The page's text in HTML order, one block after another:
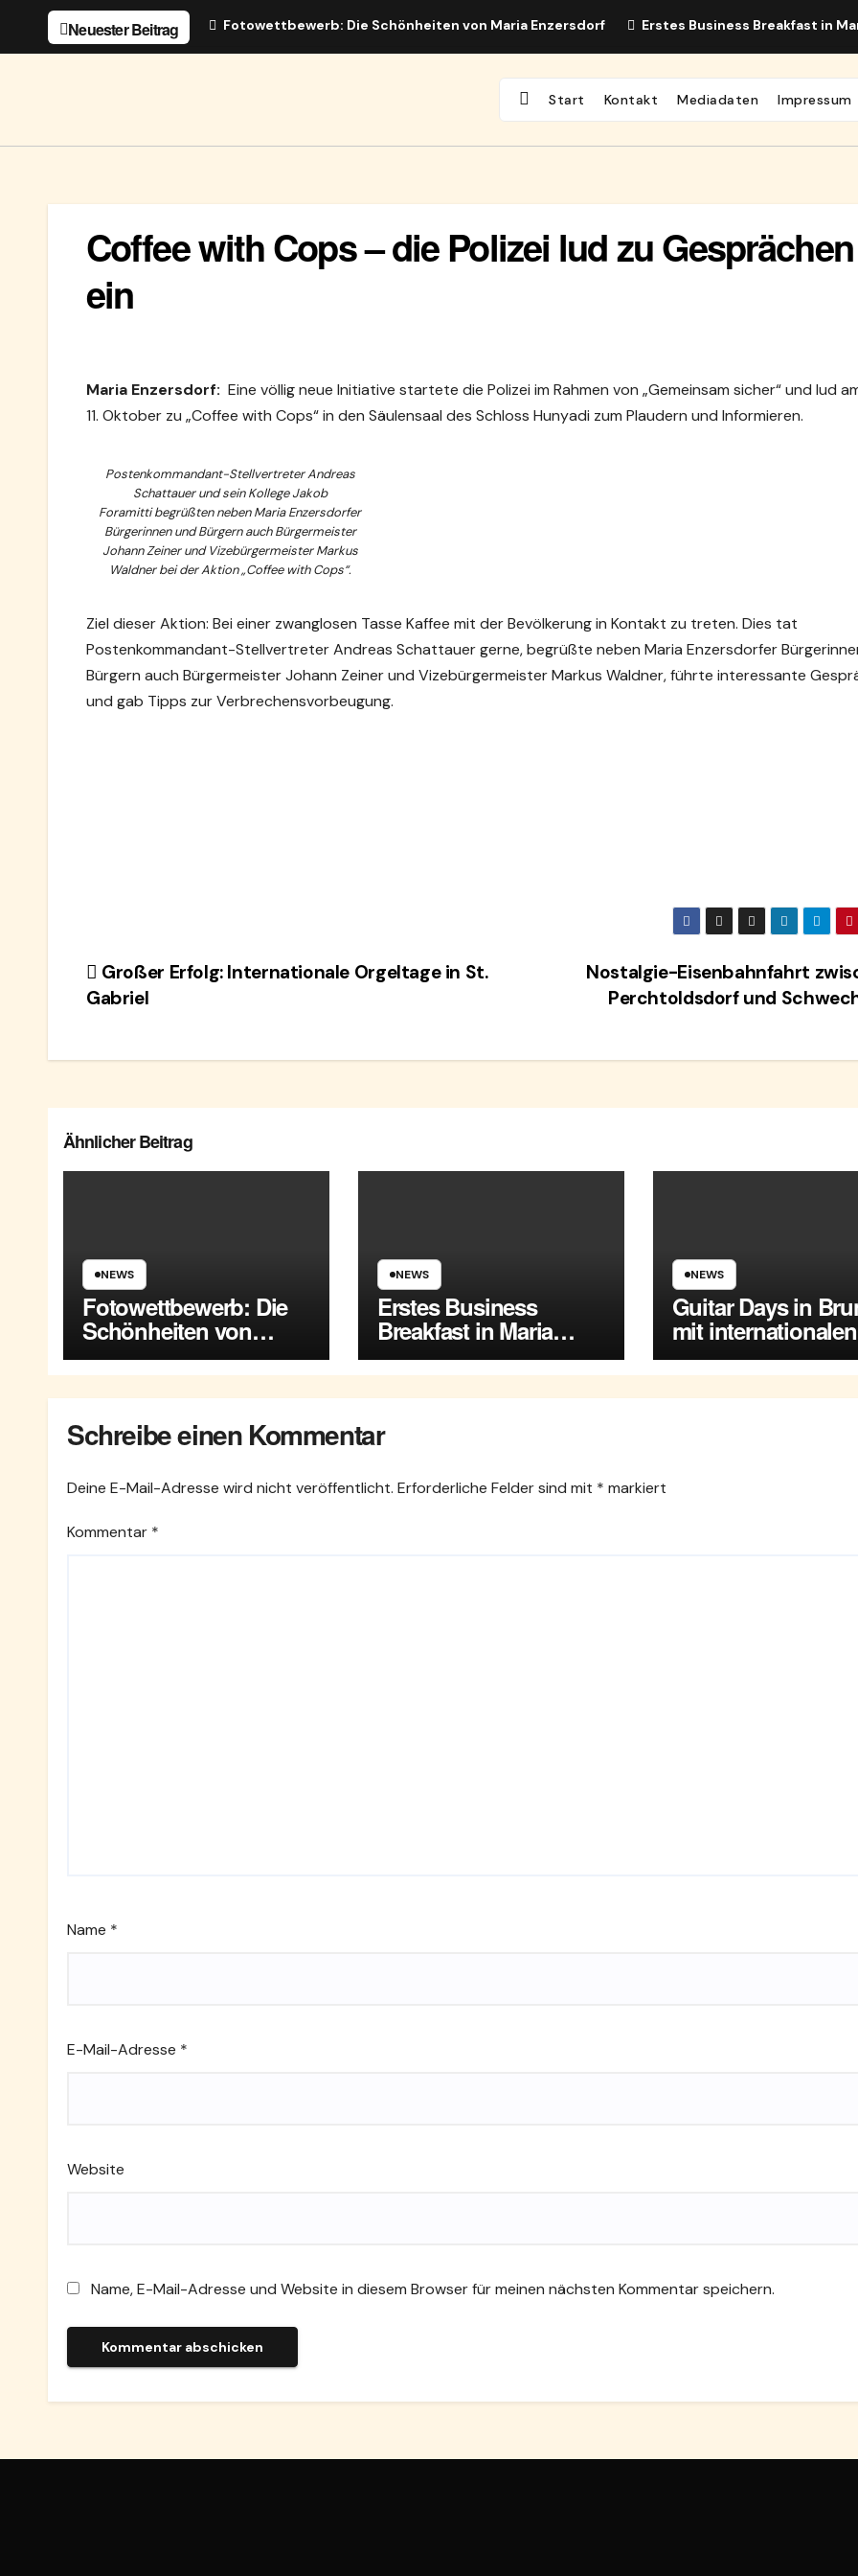
Neuester Beitrag Fotowettbewerb: Die Schönheiten von Maria Enzersdorf Erstes Business Breakfast in
Start Kontakt Mediadaten Impressum
Coffee with Cops – die Polizei lud zu Gesprächen
ein
Maria Enzersdorf: Eine völlig neue Initiative startete die Polizei im Rahmen von „Gemeinsam sicher“ und lud
11. Oktober zu „Coffee with Cops“ in den Säulensaal des Schloss Hunyadi zum Plaudern und Informieren.
Postenkommandant-Stellvertreter Andreas
Schattauer und sein Kollege Jakob
Foramitti begrüßten neben Maria Enzersdorfer
Bürgerinnen und Bürgern auch Bürgermeister
Johann Zeiner und Vizebürgermeister Markus
Waldner bei der Aktion „Coffee with Cops“.
Ziel dieser Aktion: Bei einer zwanglosen Tasse Kaffee mit der Bevölkerung in Kontakt zu treten. Dies tat
Postenkommandant-Stellvertreter Andreas Schattauer gerne, begrüßte neben Maria Enzersdorfer
Bürgern auch Bürgermeister Johann Zeiner und Vizebürgermeister Markus Waldner, führte interessante
und gab Tipps zur Verbrechensvorbeugung.
Beitragsnavigation
Nostalgie-Eisenbahnfahrt
Perchtoldsdorf und
Großer Erfolg: Internationale Orgeltage in St.
Gabriel
Ähnlicher Beitrag
NEWS
Fotowettbewerb: Die
Schönheiten von
Maria Enzersdorf
NEWS
Erstes Business
Breakfast in Maria
Enzersdorf
NEWS
Guitar Days in
mit internationalen
Spitzenmusikern
Schreibe einen Kommentar
Deine E-Mail-Adresse wird nicht veröffentlicht. Erforderliche Felder sind mit * markiert
Kommentar *
Name *
E-Mail-Adresse *
Website
Name, E-Mail-Adresse und Website in diesem Browser für meinen nächsten Kommentar speichern.